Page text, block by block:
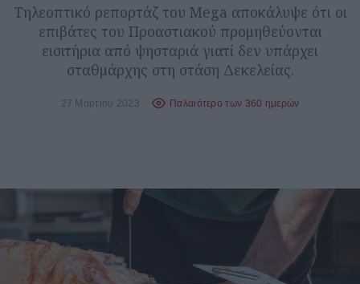
Τηλεοπτικό ρεπορτάζ του Mega αποκάλυψε ότι οι
επιβάτες του Προαστιακού προμηθεύονται
εισιτήρια από ψησταριά γιατί δεν υπάρχει
σταθμάρχης στη στάση Δεκελείας.
27 Μαρτίου 2023 Παλαιότερο των 360 ημερών